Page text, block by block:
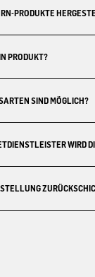
PRODUKTE
PRODUKT?
SIND MÖGLICH?
WIRD